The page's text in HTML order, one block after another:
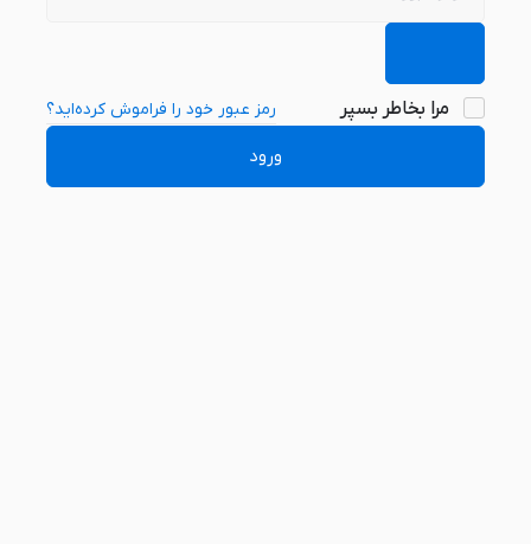
مرا بخاطر بسپر رمز عبور خود را فراموش کرده‌اید؟
ورود